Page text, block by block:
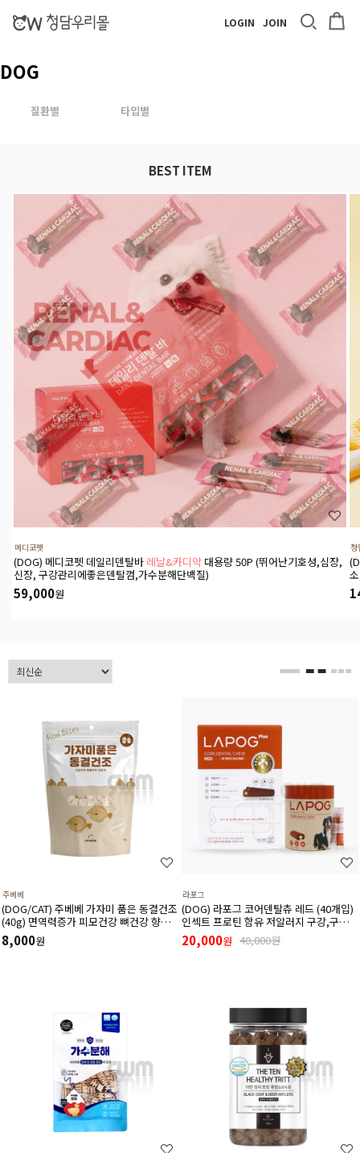
LOGIN JOIN
DOG
질환별 타입별
BEST ITEM
메디코펫
(DOG) 메디코펫 데일리덴탈바 레날&카디악 대용량 50P (뛰어난기호성,심장,
신장, 구강관리에좋은덴탈껌,가수분해단백질)
59,000원
청
주베베
(DOG/CAT) 주베베 가자미 품은 동결건조
(40g) 면역력증가 피모건강 뼈건강 향상
에 도움
8,000원
라포그
(DOG) 라포그 코어덴탈츄 레드 (40개입)
인섹트 프로틴 함유 저알러지 구강,구취,
눈건강 케어 덴탈껌(유통기한 27년3월8
일)
20,000원 40,000원